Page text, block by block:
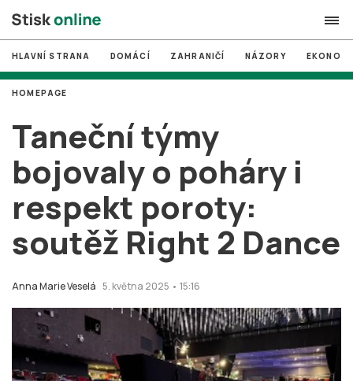
search
# MUNI
# Brno
# volby
login PŘIHLÁSIT SE
Zapomněli jste heslo?
HLAVNÍ STRANA DOMÁCÍ ZAHRANIČÍ NÁZORY
Taneční týmy
bojovaly o poháry i
respekt poroty:
soutěž Right 2 Dance
Anna Marie Veselá 5. května 2025 • 15:16
HOMEPAGE